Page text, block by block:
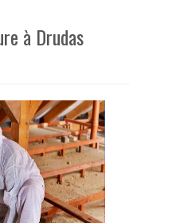
à Drudas